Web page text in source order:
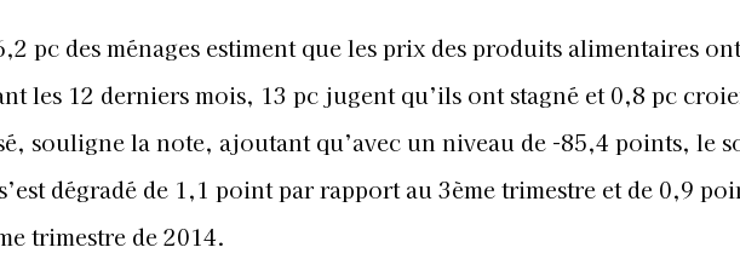
pc des ménages estiment que les prix des produits alimentaires ont
les 12 derniers mois, 13 pc jugent qu’ils ont stagné et 0,8 pc
souligne la note, ajoutant qu’avec un niveau de -85,4 points, le
dégradé de 1,1 point par rapport au 3ème trimestre et de 0,9
trimestre de 2014.